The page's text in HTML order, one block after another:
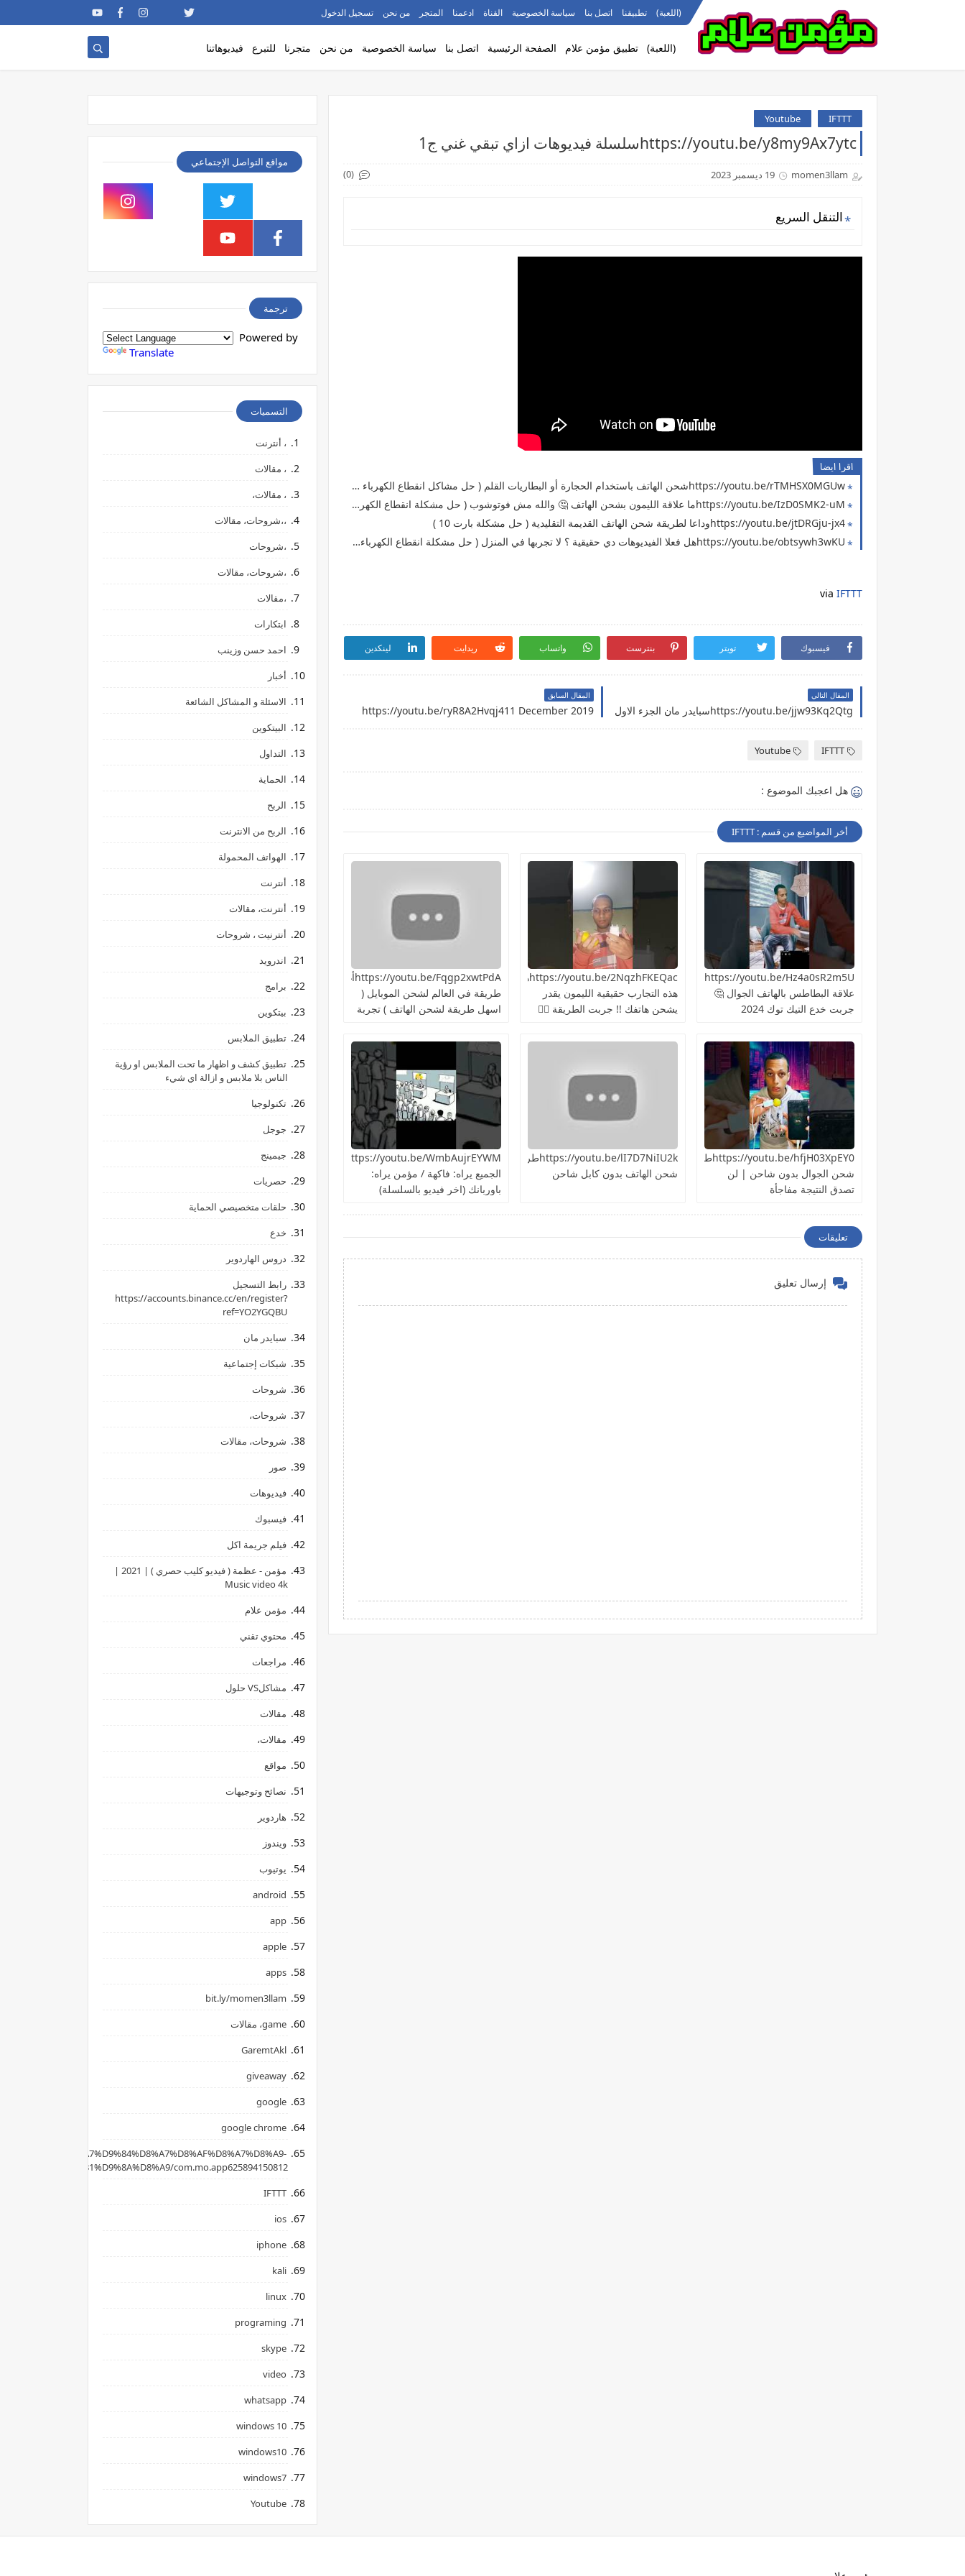
(اللعبة) تطبيقنا اتصل بنا سياسة الخصوصية القناة ادعمنا المتجر من نحن تسجيل الدخول
(اللعبة) تطبيق مؤمن علام الصفحة الرئيسية اتصل بنا سياسة الخصوصية من نحن متجرنا للتبرع فيديوهاتنا
IFTTT
Youtube
https://youtu.be/y8my9Ax7ytcسلسلة فيديوهات ازاي تبقي غني ج1
momen3llam 19 ديسمبر 2023 (0)
التنقل السريع
اقرا ايضا
https://youtu.be/rTMHSX0MGUwشحن الهاتف باستخدام الحجارة أو البطاريات القلم ( حل مشاكل انقطاع الكهرباء 12 )
https://youtu.be/IzD0SMK2-uMما علاقة الليمون بشحن الهاتف 🤔 والله مش فوتوشوب ( حل مشكلة انقطاع الكهرباء 11 )
https://youtu.be/jtDRGju-jx4وداعا لطريقة شحن الهاتف القديمة التقليدية ( حل مشكلة بارت 10 )
https://youtu.be/obtsywh3wKUهل فعلا الفيديوهات دي حقيقية ؟ لا تجربها في المنزل ( حل مشكلة انقطاع الكهرباء 9 )
via IFTTT
فيسبوك تويتر بنترست واتساب ريدايت لينكدين
المقال التالي
https://youtu.be/jjw93Kq2Qtgسبايدر مان الجزء الاول
المقال السابق
https://youtu.be/ryR8A2Hvqj411 December 2019
IFTTT
Youtube
هل اعجبك الموضوع :
أخر المواضيع من قسم : IFTTT
علاقة البطاطس بالهاتف الجوال 🤔
جربت خدع التيك توك 2024
https://youtu.be/2NqzhFKEQacهل
هذه التجارب حقيقية الليمون يقدر
يشحن هاتفك !! جربت الطريقة 👍🏻
https://youtu.be/Fqgp2xwtPdAأغرب
طريقة في العالم لشحن الموبايل (
اسهل طريقة لشحن الهاتف ) تجربة
https://youtu.be/hfjH03XpEY0طريقة
شحن الجوال بدون شاحن | لن
تصدق النتيجة مفاجأة
https://youtu.be/lI7D7NiIU2kطريقة
شحن الهاتف بدون كابل شاحن
الجميع يراه: فاكهة / مؤمن يراه:
باوربانك (اخر فيديو بالسلسلة)
تعليقات
إرسال تعليق
مواقع التواصل الإجتماعي
ترجمة
Powered by
Translate
التسميات
، أنترنت
، مقالات
، مقالات،
،،شروحات، مقالات
،شروحات
،شروحات، مقالات
،مقالات
ابتكارات
احمد حسن وزينب
أخبار
الاسئلة و المشاكل الشائعة
البيتكوين
التداول
الحماية
الربح
الربح من الانترنت
الهواتف المحمولة
أنترنت
أنترنت، مقالات
أنترنيت ، شروحات
اندرويد
برامج
بيتكوين
تطبيق الملابس
تطبيق كشف و اظهار ما تحت الملابس او رؤية
الناس بلا ملابس و ازالة اي شيء
تكنولوجيا
جوجل
جيمينج
حصريات
حلقات متخصيصي الحماية
خدع
دروس الهاردوير
رابط ‏التسجيل
‏https://accounts.binance.cc/en/register?
ref=YO2YGQBU ‏
سبايدر مان
شبكات إجتماعية
شروحات
شروحات،
شروحات، مقالات
صور
فيديوهات
فيسبوك
فيلم جريمة اكل
مؤمن - عظمة ( فيديو كليب حصري ) | 2021 |
Music video 4k
مؤمن علام
محتوي تقني
مراجعات
مشاكلVS حلول
مقالات
مقالات،
مواقع
نصائح وتوجيهات
هاردوير
ويندوز
يوتيوب
android
app
apple
apps
bit.ly/momen3llam
game، مقالات
GaremtAkl
giveaway
google
google chrome
ar/%D8%A7%D9%84%D8%A7%D8%AF%D8%A7%D8%A9-
com.mo.app625894150812
IFTTT
ios
iphone
kali
linux
programing
skype
video
whatsapp
windows 10
windows10
windows7
Youtube